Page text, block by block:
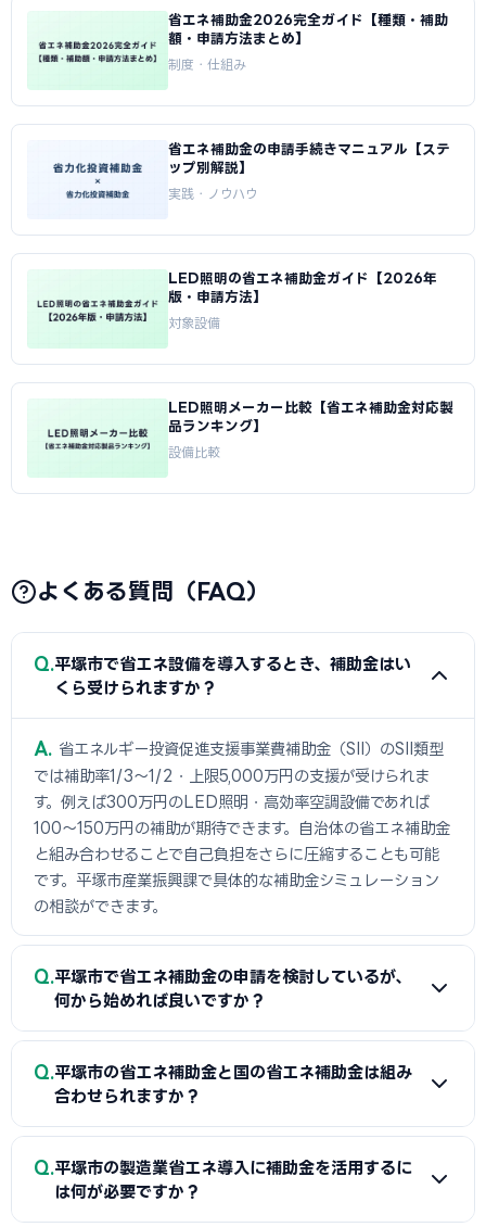
省エネ補助金2026完全ガイド【種類・補助
額・申請方法まとめ】
制度・仕組み
省エネ補助金の申請手続きマニュアル【ステ
ップ別解説】
実践・ノウハウ
LED照明の省エネ補助金ガイド【2026年
版・申請方法】
対象設備
LED照明メーカー比較【省エネ補助金対応製
品ランキング】
設備比較
よくある質問（FAQ）
Q 平塚市で省エネ設備を導入するとき、補助金はい
くら受けられますか？
A
省エネルギー投資促進支援事業費補助金（SII）のSII類型
では補助率1/3〜1/2・上限5,000万円の支援が受けられま
す。例えば300万円のLED照明・高効率空調設備であれば
100〜150万円の補助が期待できます。自治体の省エネ補助金
と組み合わせることで自己負担をさらに圧縮することも可能
です。平塚市産業振興課で具体的な補助金シミュレーション
の相談ができます。
Q 平塚市で省エネ補助金の申請を検討しているが、
何から始めれば良いですか？
A
まずは省エネ診断（無料または費用補助あり）を受けて
エネルギー使用状況を把握することが第一歩です。次に平塚
活用について相談し、GビズIDプライムの取得（2〜3週間必
要）を並行して進めましょう。公募スケジュールに合わせた準
備が採択への近道です。
Q 平塚市の省エネ補助金と国の省エネ補助金は組み
合わせられますか？
A
経費項目が重複しなければ平塚市（または都道府県）の省
エネ補助金と国のSII補助金の併用が可能です。例えば太陽光
Q 平塚市の製造業省エネ導入に補助金を活用するに
は何が必要ですか？